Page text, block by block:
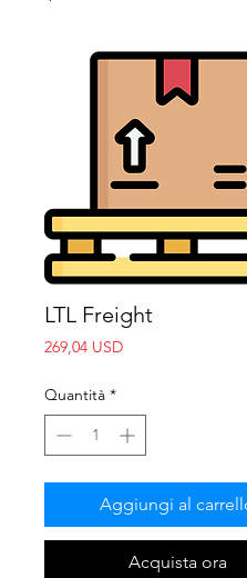
LTL Freight
269,04 USDPrezzo
Quantità *
Aggiungi al
Acquista ora